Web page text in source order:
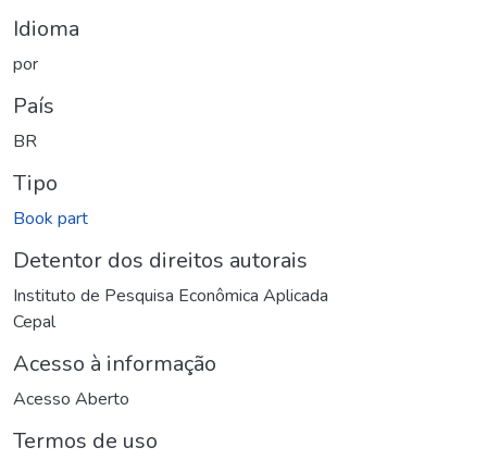
Idioma
por
País
BR
Tipo
Book part
Detentor dos direitos autorais
Instituto de Pesquisa Econômica Aplicada
Cepal
Acesso à informação
Acesso Aberto
Termos de uso